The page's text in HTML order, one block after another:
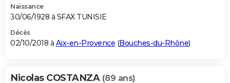
Naissance
30/06/1928 à SFAX TUNISIE
Décès
02/10/2018 à Aix-en-Provence (Bouches-du-Rhône)
Nicolas COSTANZA (89 ans)